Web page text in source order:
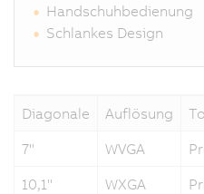
Handschuhbedienung
Schlankes Design
Diagonale Auflösung
7"
WVGA
10,1"
WXGA